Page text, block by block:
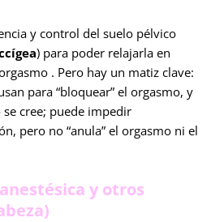
y control del suelo pélvico
) para poder relajarla en
. Pero hay un matiz clave:
para “bloquear” el orgasmo, y
cree; puede impedir
pero no “anula” el orgasmo ni el
y otros